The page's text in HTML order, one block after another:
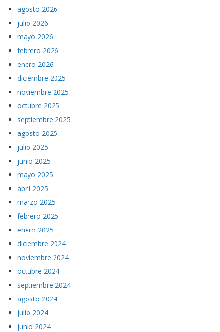
agosto 2026
julio 2026
mayo 2026
febrero 2026
enero 2026
diciembre 2025
noviembre 2025
octubre 2025
septiembre 2025
agosto 2025
julio 2025
junio 2025
mayo 2025
abril 2025
marzo 2025
febrero 2025
enero 2025
diciembre 2024
noviembre 2024
octubre 2024
septiembre 2024
agosto 2024
julio 2024
junio 2024